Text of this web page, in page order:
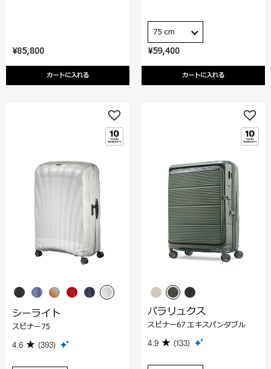
¥85,800
カートに入れる
¥59,400
カートに入れる
75 cm
シーライト
スピナー75
4.6 (393)
パラリュクス
スピナー67 エキスパンダブル
4.9 (133)